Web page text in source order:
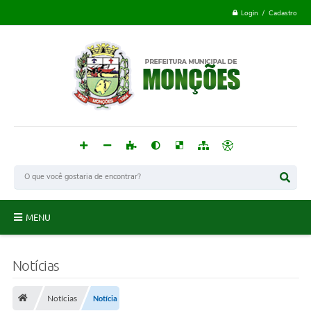
Login / Cadastro
MENU
Publicações
Notícias
Notícias Notícia